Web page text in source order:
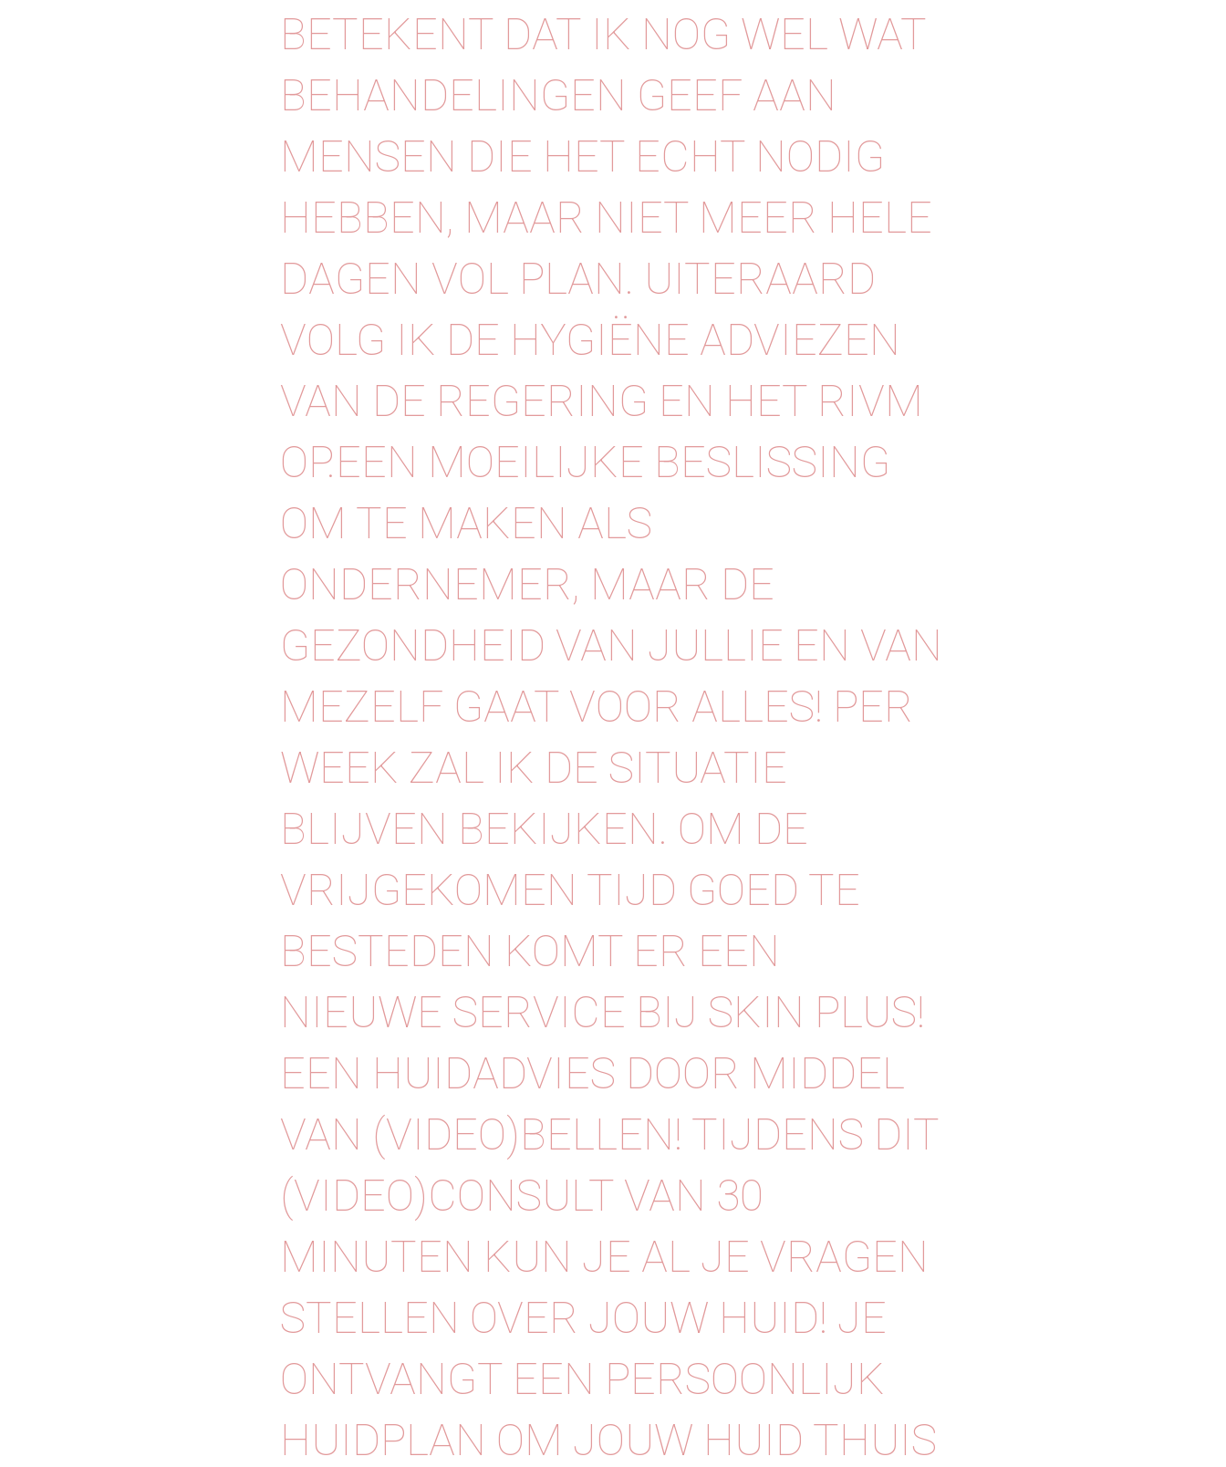
BETEKENT DAT IK NOG WEL WAT
BEHANDELINGEN GEEF AAN
MENSEN DIE HET ECHT NODIG
HEBBEN, MAAR NIET MEER HELE
DAGEN VOL PLAN. UITERAARD
VOLG IK DE HYGIËNE ADVIEZEN
VAN DE REGERING EN HET RIVM
OP.⁠⁠EEN MOEILIJKE BESLISSING
OM TE MAKEN ALS
ONDERNEMER, MAAR DE
GEZONDHEID VAN JULLIE EN VAN
MEZELF GAAT VOOR ALLES! PER
WEEK ZAL IK DE SITUATIE
BLIJVEN BEKIJKEN. ⁠⁠OM DE
VRIJGEKOMEN TIJD GOED TE
BESTEDEN KOMT ER EEN
NIEUWE SERVICE BIJ SKIN PLUS!
⁠⁠EEN HUIDADVIES DOOR MIDDEL
VAN (VIDEO)BELLEN! TIJDENS DIT
(VIDEO)CONSULT VAN 30
MINUTEN KUN JE AL JE VRAGEN
STELLEN OVER JOUW HUID! JE
ONTVANGT EEN PERSOONLIJK
HUIDPLAN OM JOUW HUID THUIS